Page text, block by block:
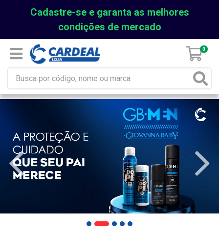
Cadastre-se e garanta as melhores
condições de mercado
0